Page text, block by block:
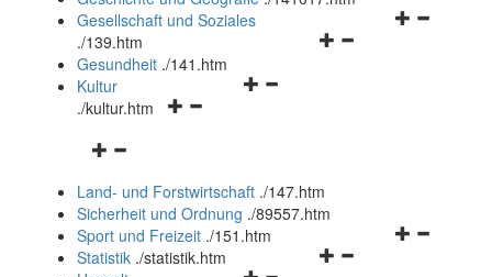
schließen
Navigationsmenü
Gesellschaft und Soziales
./139.htm
Navigationsmenü
Gesundheit ./141.htm
Navigationsmenü
Kultur
./kultur.htm
Navigationsmenü
und
schließen
Land- und Forstwirtschaft ./147.htm
Sicherheit und Ordnung ./89557.htm
Navigationsmenü
Sport und Freizeit ./151.htm
Statistik ./statistik.htm